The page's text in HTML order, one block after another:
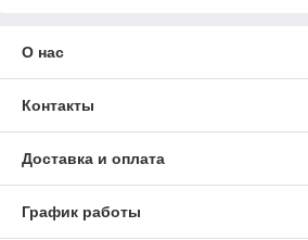
О нас
Контакты
Доставка и оплата
График работы